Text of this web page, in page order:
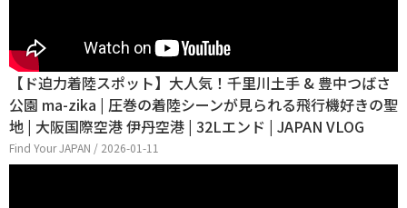
【ド迫力着陸スポット】大人気！千里川土手 & 豊中つばさ
公園 ma-zika | 圧巻の着陸シーンが見られる飛行機好きの聖
地 | 大阪国際空港 伊丹空港 | 32Lエンド | JAPAN VLOG
Find Your JAPAN / 2026-01-11